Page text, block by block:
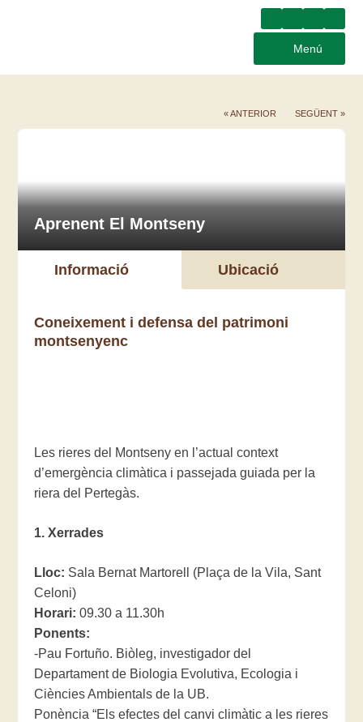
Menú
« ANTERIOR SEGÜENT »
Aprenent El Montseny
Informació Ubicació
Coneixement i defensa del patrimoni
montsenyenc
Les rieres del Montseny en l’actual context
d’emergència climàtica i passejada guiada per la
riera del Pertegàs.
1. Xerrades
Lloc: Sala Bernat Martorell (Plaça de la Vila, Sant
Celoni)
Horari: 09.30 a 11.30h
Ponents:
-Pau Fortuño. Biòleg, investigador del
Departament de Biologia Evolutiva, Ecologia i
Ciències Ambientals de la UB.
Ponència “Els efectes del canvi climàtic a les rieres